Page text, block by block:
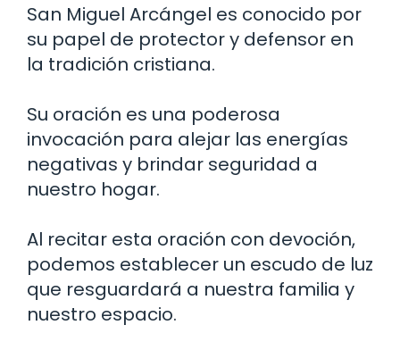
San Miguel Arcángel es conocido por
su papel de protector y defensor en
la tradición cristiana.
Su oración es una poderosa
invocación para alejar las energías
negativas y brindar seguridad a
nuestro hogar.
Al recitar esta oración con devoción,
podemos establecer un escudo de luz
que resguardará a nuestra familia y
nuestro espacio.